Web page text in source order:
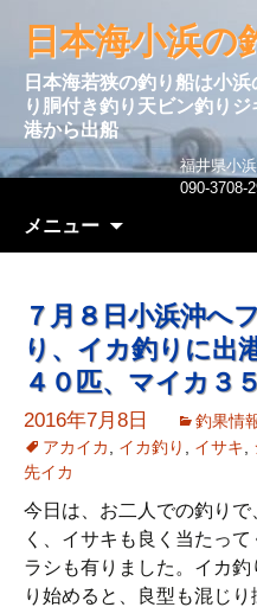
日本海小浜
日本海若狭の釣り船は小
り胴付き釣り天ビン釣り
港から出船
福井県小
090-3708-
メニュー
７月８日小浜沖へ
り、イカ釣りに出
４０匹、マイカ３
2016年7月8日 釣果情
アカイカ
イカ釣り イサキ
先イカ
今日は、お二人での釣り
く、イサキも良く当たっ
ラシも有りました。イカ
り始めると、良型も混じ